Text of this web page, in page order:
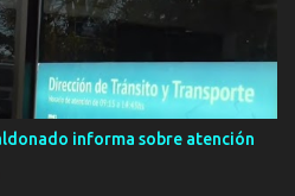
en una plataforma de 35 m por
sus laterales. Su destino será
de patín, hockey, gimnasia y
Próximo a la pista, se
urbano (bancos de
La totalidad de estas obras
informa sobre atención